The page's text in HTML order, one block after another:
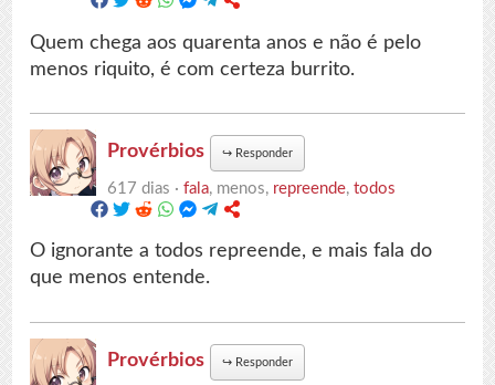
Quem chega aos quarenta anos e não é pelo
menos riquito, é com certeza burrito.
Provérbios ↪ Responder
617 dias ·fala, menos, repreende,todos
O ignorante a todos repreende, e mais fala do
que menos entende.
Provérbios ↪ Responder